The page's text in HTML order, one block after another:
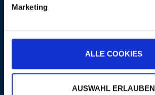
Marketing
ALLE COOKIES
AUSWAHL ERLAUBEN